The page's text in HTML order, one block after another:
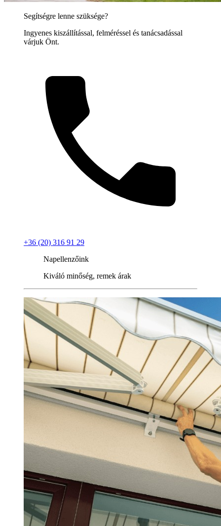
Segítségre lenne szüksége?
Ingyenes kiszállítással, felméréssel és tanácsadással
várjuk Önt.
+36 (20) 316 91 29
Napellenzőink
Kiváló minőség, remek árak